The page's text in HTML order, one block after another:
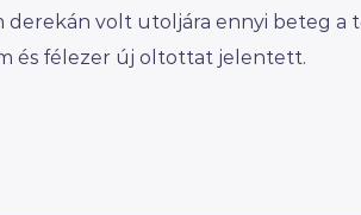
derekán volt utoljára ennyi beteg a
és félezer új oltottat jelentett.